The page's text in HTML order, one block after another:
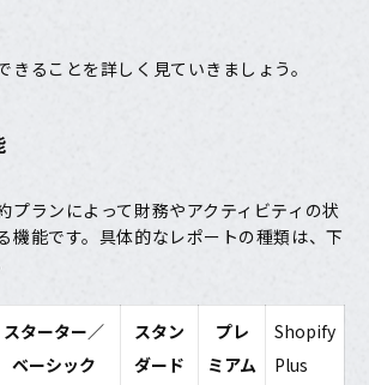
きることを詳しく見ていきましょう。
プランによって財務やアクティビティの状
機能です。具体的なレポートの種類は、下
スターター／
ベーシック
スタン
ダード
プレ
ミアム
Shopify
Plus